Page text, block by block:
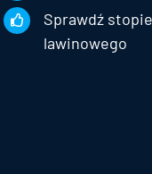
Sprawdź
lawinowego